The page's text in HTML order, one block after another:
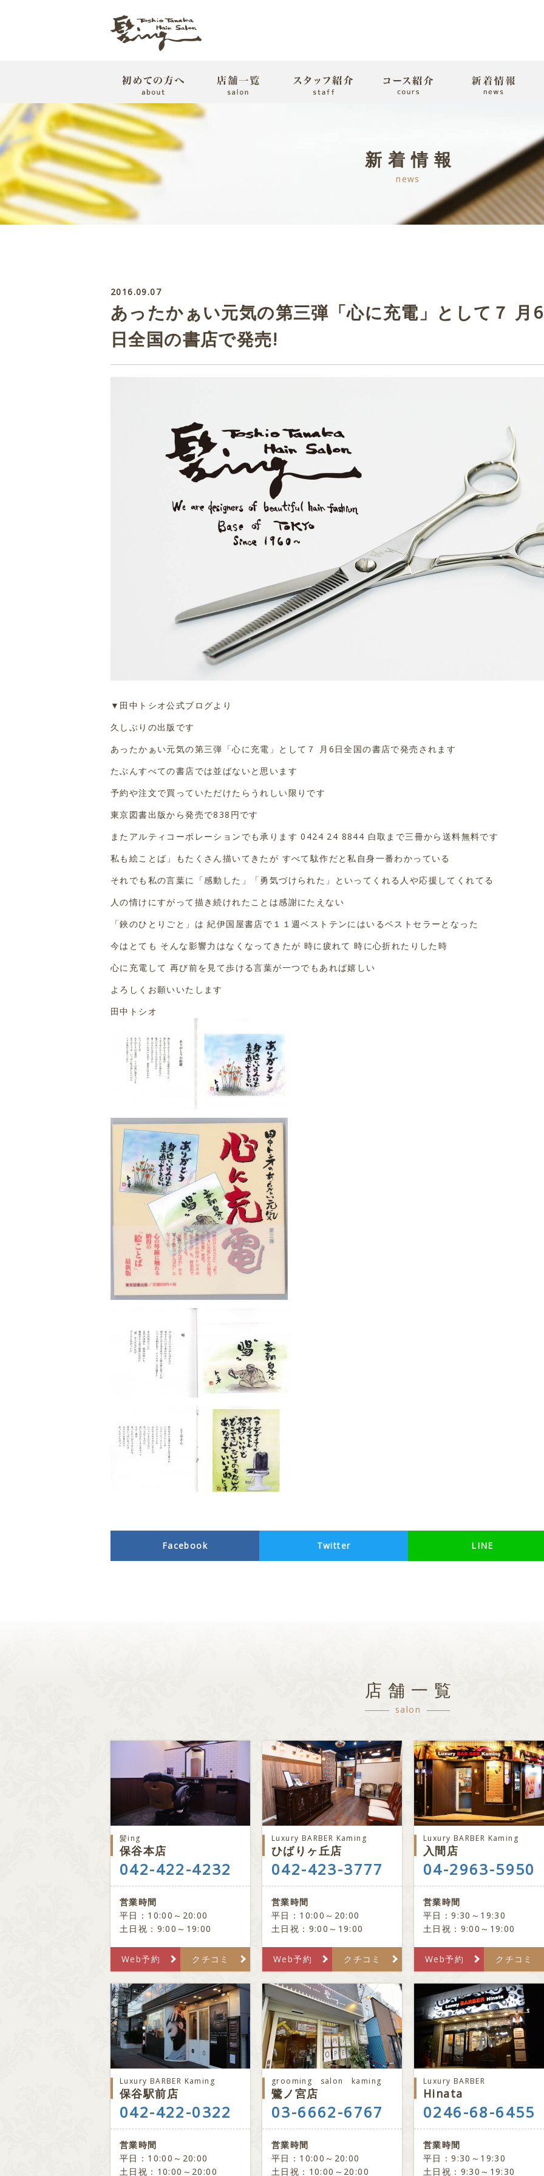
新着情報
news
2016.09.07
あったかぁい元気の第三弾「心に充電」として７ 月6
日全国の書店で発売!
▼田中トシオ公式ブログより
久しぶりの出版です
あったかぁい元気の第三弾「心に充電」として７ 月6日全国の書店で発売されます
たぶんすべての書店では並ばないと思います
予約や注文で買っていただけたらうれしい限りです
東京図書出版から発売で838円です
またアルティコーポレーションでも承ります 0424 24 8844 白取まで三冊から送料無料です
私も絵ことば」もたくさん描いてきたが すべて駄作だと私自身一番わかっている
それでも私の言葉に「感動した」「勇気づけられた」といってくれる人や応援してくれてる
人の情けにすがって描き続けれたことは感謝にたえない
「鋏のひとりごと」は 紀伊国屋書店で１１週ベストテンにはいるベストセラーとなった
今はとても そんな影響力はなくなってきたが 時に疲れて 時に心折れたりした時
心に充電して 再び前を見て歩ける言葉が一つでもあれば嬉しい
よろしくお願いいたします
田中トシオ
Facebook Twitter LINE
店舗一覧
salon
髪ing
保谷本店
042-422-4232
営業時間
平日：10:00～20:00
土日祝：9:00～19:00
Web予約 クチコミ
Luxury BARBER Kaming
ひばりヶ丘店
042-423-3777
営業時間
平日：10:00～20:00
土日祝：9:00～19:00
Web予約 クチコミ
Luxury BARBER Kaming
入間店
04-2963-5950
営業時間
平日：9:30～19:30
土日祝：9:00～19:00
Web予約 クチコミ
Luxury BARBER Kaming
保谷駅前店
042-422-0322
営業時間
平日：10:00～20:00
土日祝：10:00～20:00
grooming salon kaming
鷺ノ宮店
03-6662-6767
営業時間
平日：10:00～20:00
土日祝：10:00～20:00
Luxury BARBER
Hinata
0246-68-6455
営業時間
平日：9:30～19:30
土日祝：9:30～19:30